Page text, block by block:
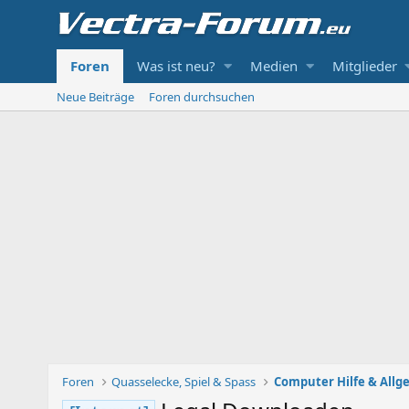
Foren Was ist neu? Medien Mitglieder
Neue Beiträge Foren durchsuchen
Foren Quasselecke, Spiel & Spass Computer Hilfe &